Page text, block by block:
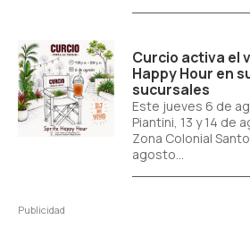
Curcio activa el
Happy Hour en
sucursales
Este jueves 6 de
Piantini, 13 y 14 de
Zona Colonial
agosto...
Publicidad